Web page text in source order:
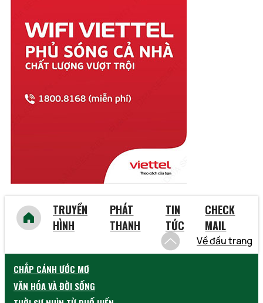
Thừa Thiên Huế
Tiền Giang
Trà Vinh
Tuyên Quang
Vĩnh Phúc
Vũng Tàu
TRUYỀN
HÌNH
PHÁT
THANH
TIN
TỨC
CHECK
MAIL
Về đầu trang
CHẮP CÁNH ƯỚC MƠ
VĂN HÓA VÀ ĐỜI SỐNG